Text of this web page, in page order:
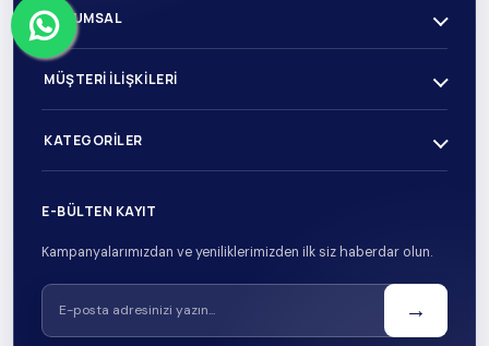
KURUMSAL
MÜŞTERI İLIŞKILERI
KATEGORILER
E-BÜLTEN KAYIT
Kampanyalarımızdan ve yeniliklerimizden ilk siz haberdar olun.
→